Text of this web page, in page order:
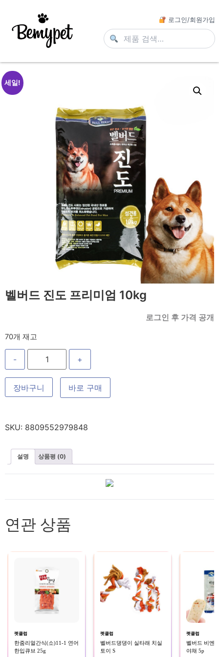
로그인/회원가입
세일!
벨버드 진도 프리미엄 10kg
로그인 후 가격 공개
70개 재고
- +
장바구니 바로 구매
SKU: 8809552979848
설명 상품평 (0)
연관 상품
펫클럽
한줌리얼간식(소)11-1 연어
한입큐브 25g
펫클럽
벨버드댕댕이 실타래 치실
토이 S
펫클럽
벨버드 비엔
야채 5p